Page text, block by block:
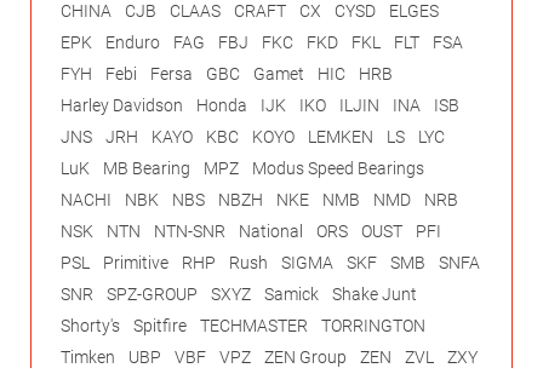
CHINA
CJB CLAAS CRAFT CX CYSD
ELGES
EPK
Enduro FAG FBJ FKC FKD FKL FLT
FSA
FYH
Febi Fersa GBC Gamet HIC
HRB
Harley Davidson
Honda IJK IKO ILJIN INA
ISB
JNS
JRH KAYO KBC KOYO LEMKEN LS
LYC
LuK
MB Bearing MPZ
Modus Speed Bearings
NACHI
NBK NBS NBZH NKE NMB NMD
NRB
NSK
NTN NTN-SNR National ORS OUST
PFI
PSL
Primitive RHP Rush SIGMA SKF SMB
SNFA
SNR
SPZ-GROUP SXYZ Samick
Shake Junt
Shorty's
Spitfire TECHMASTER
TORRINGTON
Timken
UBP VBF VPZ ZEN Group ZEN ZVL
ZXY